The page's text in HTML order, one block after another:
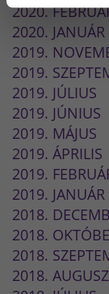
2020.
2020. JANUÁR
2019.
2019.
2019. JÚLIUS
2019. JÚNIUS
2019. MÁJUS
2019. ÁPRILIS
2019.
2019. JANUÁR
2018.
2018.
2018.
2018.